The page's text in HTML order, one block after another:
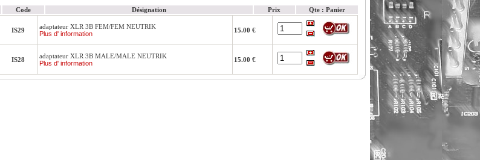
Code Désignation Prix Qte : Panier
IS29
adaptateur XLR 3B FEM/FEM NEUTRIK
Plus d' information
15.00 €
IS28
adaptateur XLR 3B MALE/MALE NEUTRIK
Plus d' information
15.00 €